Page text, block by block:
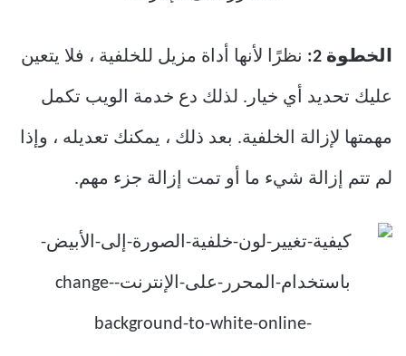
الخطوة 2: نظرًا لأنها أداة مزيل للخلفية ، فلا يتعين
عليك تحديد أي خيار. لذلك دع خدمة الويب تكمل
مهمتها لإزالة الخلفية. بعد ذلك ، يمكنك تعديله ، وإذا
لم تتم إزالة شيء ما أو تمت إزالة جزء مهم.